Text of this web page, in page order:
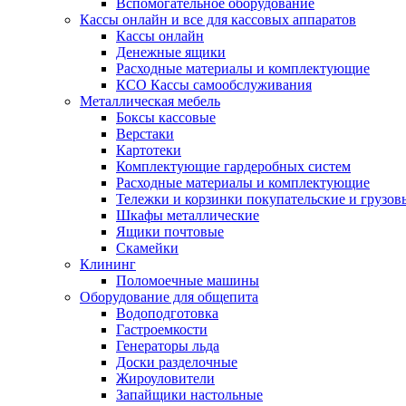
Вспомогательное оборудование
Кассы онлайн и все для кассовых аппаратов
Кассы онлайн
Денежные ящики
Расходные материалы и комплектующие
КСО Кассы самообслуживания
Металлическая мебель
Боксы кассовые
Верстаки
Картотеки
Комплектующие гардеробных систем
Расходные материалы и комплектующие
Тележки и корзинки покупательские и
Шкафы металлические
Ящики почтовые
Скамейки
Клининг
Поломоечные машины
Оборудование для общепита
Водоподготовка
Гастроемкости
Генераторы льда
Доски разделочные
Жироуловители
Запайщики настольные